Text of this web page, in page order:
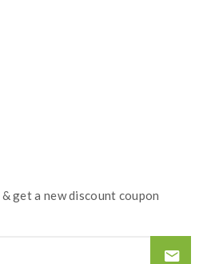
& get a new discount coupon